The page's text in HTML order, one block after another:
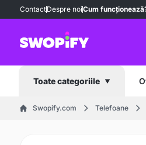
ContactDespre noiCum
Toate categoriile
Swopify.com Telefoane